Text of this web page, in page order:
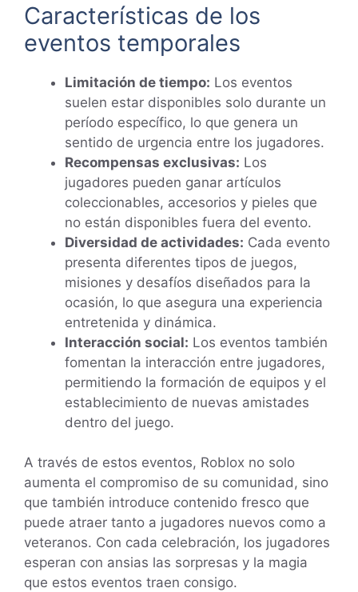
Características de los
eventos temporales
Limitación de tiempo: Los eventos
suelen estar disponibles solo durante un
período específico, lo que genera un
sentido de urgencia entre los jugadores.
Recompensas exclusivas: Los
jugadores pueden ganar artículos
coleccionables, accesorios y pieles que
no están disponibles fuera del evento.
Diversidad de actividades: Cada evento
presenta diferentes tipos de juegos,
misiones y desafíos diseñados para la
ocasión, lo que asegura una experiencia
entretenida y dinámica.
Interacción social: Los eventos también
fomentan la interacción entre jugadores,
permitiendo la formación de equipos y el
establecimiento de nuevas amistades
dentro del juego.
A través de estos eventos, Roblox no solo
aumenta el compromiso de su comunidad, sino
que también introduce contenido fresco que
puede atraer tanto a jugadores nuevos como a
veteranos. Con cada celebración, los jugadores
esperan con ansias las sorpresas y la magia
que estos eventos traen consigo.